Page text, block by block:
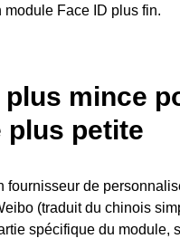
Face ID plus fin.
plus mince
plus petite
fournisseur de
(traduit du chinois
spécifique du module,